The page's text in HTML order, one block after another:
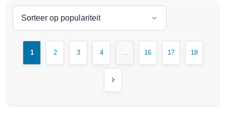
1 2 3 4 … 16 17 18